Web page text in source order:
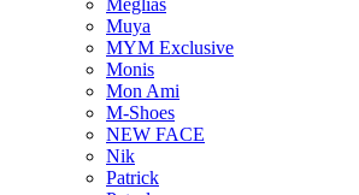
Meglias
Muya
MYM Exclusive
Monis
Mon Ami
M-Shoes
NEW FACE
Nik
Patrick